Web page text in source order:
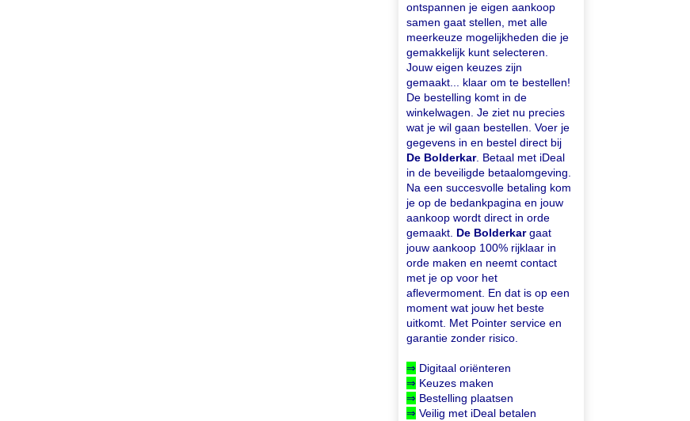
ontspannen je eigen aankoop
samen gaat stellen, met alle
meerkeuze mogelijkheden die je
gemakkelijk kunt selecteren.
Jouw eigen keuzes zijn
gemaakt... klaar om te bestellen!
De bestelling komt in de
winkelwagen. Je ziet nu precies
wat je wil gaan bestellen. Voer je
gegevens in en bestel direct bij
De Bolderkar. Betaal met iDeal
in de beveiligde betaalomgeving.
Na een succesvolle betaling kom
je op de bedankpagina en jouw
aankoop wordt direct in orde
gemaakt. De Bolderkargaat
jouw aankoop 100% rijklaar in
orde maken en neemt contact
met je op voor het
aflevermoment. En dat is op een
moment wat jouw het beste
uitkomt. Met Pointer service en
garantie zonder risico.
⇒ Digitaal oriënteren
⇒ Keuzes maken
⇒ Bestelling plaatsen
⇒ Veilig met iDeal betalen